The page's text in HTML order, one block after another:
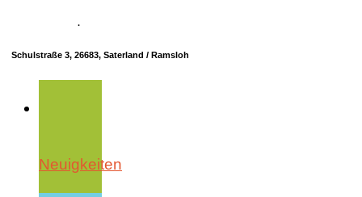
·
Schulstraße 3, 26683, Saterland / Ramsloh
Neuigkeiten